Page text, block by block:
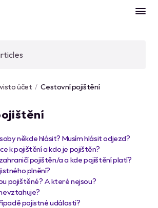
účet Cestovní pojištění
někde hlásit? Musím hlásit odjezd?
k pojištění a kdo je pojištěn?
pojištěn/a a kde pojištění platí?
plnění?
pojištěné? A které nejsou?
pojistné události?